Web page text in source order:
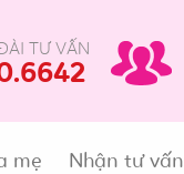
TƯ VẤN
mẹ Nhận tư vấn